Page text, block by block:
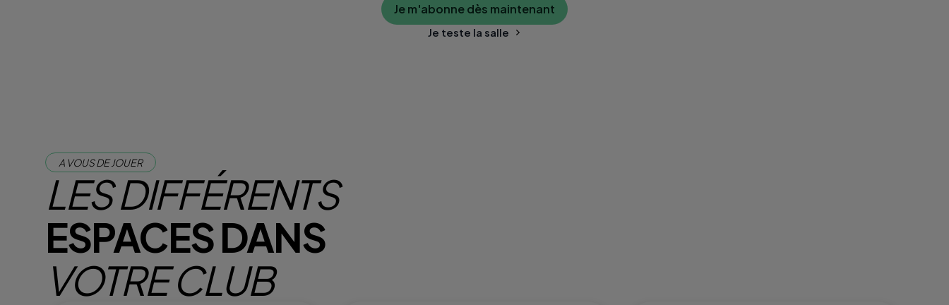
Je m'abonne dès maintenant
Je teste la salle
A VOUS DE JOUER
LES DIFFÉRENTS
ESPACES DANS
VOTRE CLUB